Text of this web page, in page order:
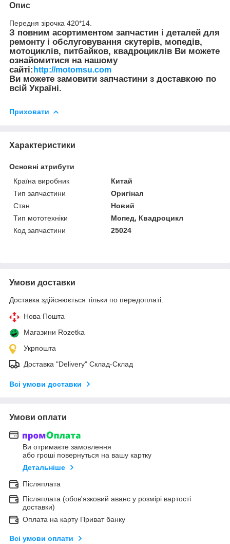
Опис
Передня зірочка 420*14.
З повним асортиментом запчастин і деталей для
ремонту і обслуговування скутерів, мопедів,
мотоциклів, питбайков, квадроциклів Ви можете
ознайомитися на нашому
сайті: http://motomsu.com
Ви можете замовити запчастини з доставкою по
всій Україні.
Приховати
Характеристики
Основні атрибути
Країна виробник
Китай
Тип запчастини
Оригінал
Стан
Новий
Тип мототехніки
Мопед, Квадроцикл
Код запчастини
25024
Умови доставки
Доставка здійснюється тільки по передоплаті.
Нова Пошта
Магазини Rozetka
Укрпошта
Доставка "Delivery" Склад-Склад
Всі умови доставки
Умови оплати
Ви отримаєте замовлення
або гроші повернуться на вашу картку
Детальніше
Післяплата
Післяплата (обов'язковий аванс у розмірі вартості
доставки)
Оплата на карту Приват банку
Всі умови оплати